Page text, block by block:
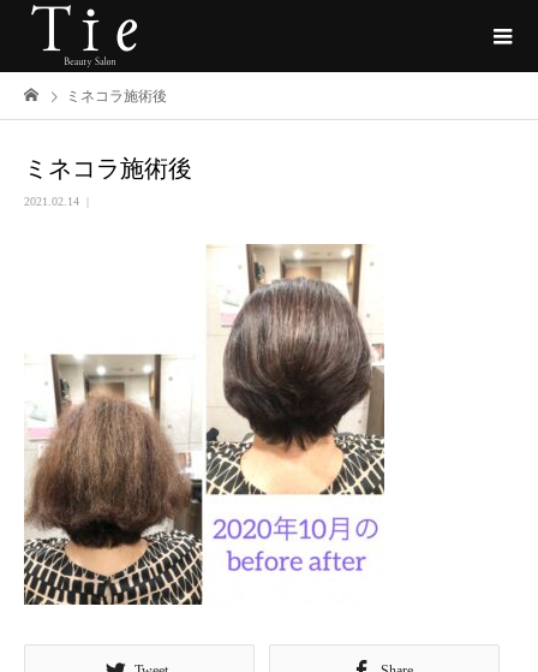
ミネコラ施術後
ミネコラ施術後
2021.02.14